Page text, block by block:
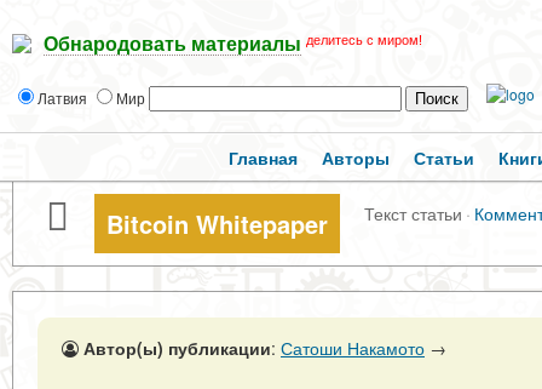
Обнародовать материалы делитесь с миром!
Латвия Мир
Главная Авторы Статьи
Bitcoin Whitepaper Текст статьи ·
Автор(ы) публикации: Сатоши Накамото →